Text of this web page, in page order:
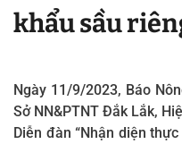
khẩu sầu
Ngày 11/9/2023, Báo
Sở NN&PTNT Đắk Lắk,
Diễn đàn “Nhận diện